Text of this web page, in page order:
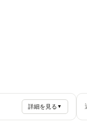
詳細を見る ▼